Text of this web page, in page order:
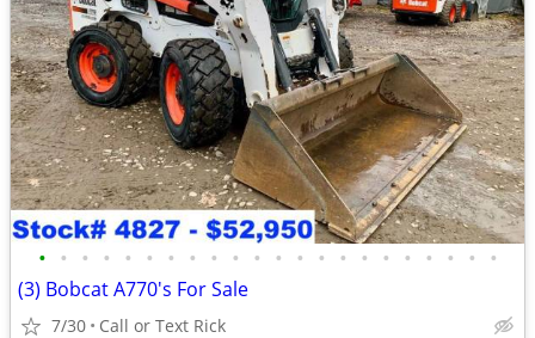
• • • • • • • • • • • • • • • • • • • • • •
(3) Bobcat A770's For Sale
7/30 Call or Text Rick